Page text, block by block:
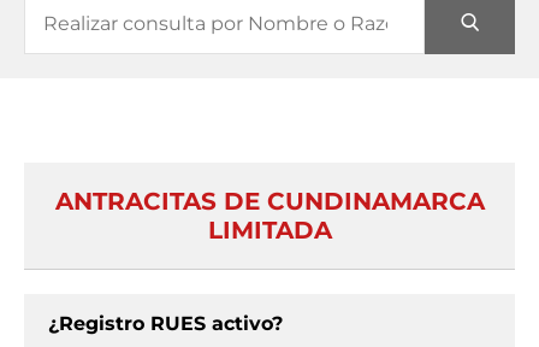
ANTRACITAS DE CUNDINAMARCA
LIMITADA
¿Registro RUES activo?